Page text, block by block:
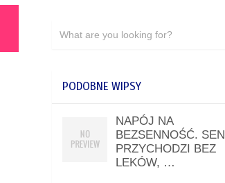
PODOBNE WIPSY
NAPÓJ NA
BEZSENNOŚĆ. SEN
PRZYCHODZI BEZ
LEKÓW, …